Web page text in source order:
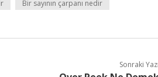
Bir sayının çarpanı nedir
Sonraki Yazı